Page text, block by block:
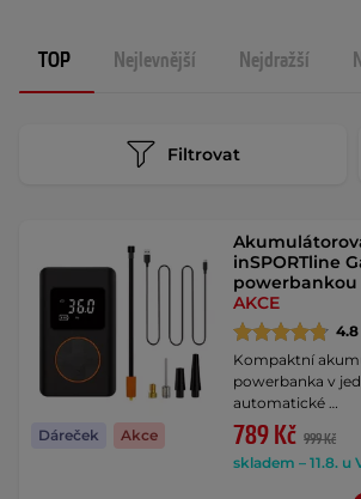
TOP Nejlevnější Nejdražší
Filtrovat
Dáreček Akce
inSPORTline
powerbankou
AKCE
4.8
Kompaktní
powerbanka v
automatické …
789 Kč 999 Kč
skladem – 11.8. u